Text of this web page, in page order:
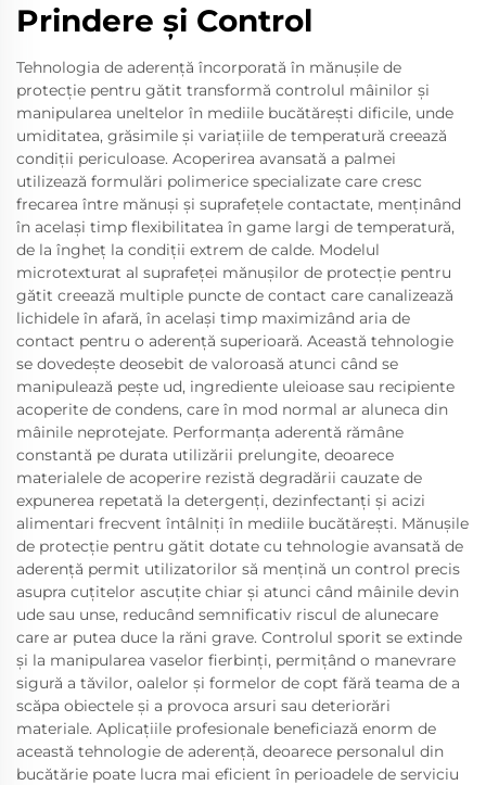
Prindere și Control
Tehnologia de aderență încorporată în mănușile de
protecție pentru gătit transformă controlul mâinilor și
manipularea uneltelor în mediile bucătărești dificile, unde
umiditatea, grăsimile și variațiile de temperatură creează
condiții periculoase. Acoperirea avansată a palmei
utilizează formulări polimerice specializate care cresc
frecarea între mănuși și suprafețele contactate, menținând
în același timp flexibilitatea în game largi de temperatură,
de la îngheț la condiții extrem de calde. Modelul
microtexturat al suprafeței mănușilor de protecție pentru
gătit creează multiple puncte de contact care canalizează
lichidele în afară, în același timp maximizând aria de
contact pentru o aderență superioară. Această tehnologie
se dovedește deosebit de valoroasă atunci când se
manipulează pește ud, ingrediente uleioase sau recipiente
acoperite de condens, care în mod normal ar aluneca din
mâinile neprotejate. Performanța aderentă rămâne
constantă pe durata utilizării prelungite, deoarece
materialele de acoperire rezistă degradării cauzate de
expunerea repetată la detergenți, dezinfectanți și acizi
alimentari frecvent întâlniți în mediile bucătărești. Mănușile
de protecție pentru gătit dotate cu tehnologie avansată de
aderență permit utilizatorilor să mențină un control precis
asupra cuțitelor ascuțite chiar și atunci când mâinile devin
ude sau unse, reducând semnificativ riscul de alunecare
care ar putea duce la răni grave. Controlul sporit se extinde
și la manipularea vaselor fierbinți, permițând o manevrare
sigură a tăvilor, oalelor și formelor de copt fără teama de a
scăpa obiectele și a provoca arsuri sau deteriorări
materiale. Aplicațiile profesionale beneficiază enorm de
această tehnologie de aderență, deoarece personalul din
bucătărie poate lucra mai eficient în perioadele de serviciu